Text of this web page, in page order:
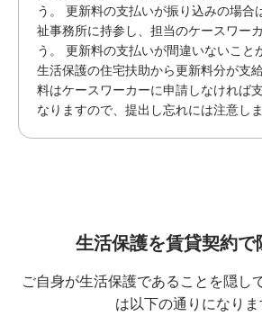
う。 更新料の支払いが振り込みの場合
祉事務所に持参し、担当のケースワー
う。 更新料の支払いが間違いないこと
生活保護の住宅扶助から更新料分が支
料はケースワーカーに申請しなければ
なりますので、提出し忘れには注意しま
生活保護を賃貸契約で
ご自身が生活保護であることを隠し
は以下の通りになりま